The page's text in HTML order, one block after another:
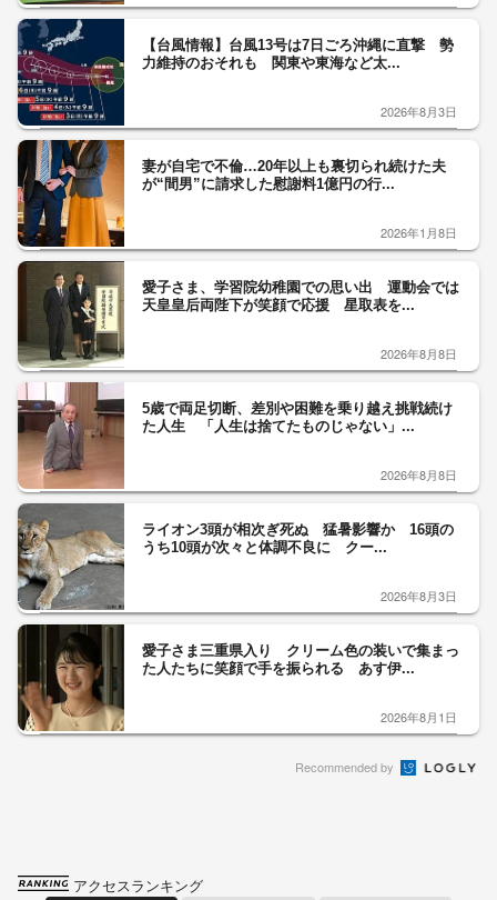
【台風情報】台風13号は7日ごろ沖縄に直撃 勢
力維持のおそれも 関東や東海など太...
2026年8月3日
妻が自宅で不倫…20年以上も裏切られ続けた夫
が“間男”に請求した慰謝料1億円の行...
2026年1月8日
愛子さま、学習院幼稚園での思い出 運動会では
天皇皇后両陛下が笑顔で応援 星取表を...
2026年8月8日
5歳で両足切断、差別や困難を乗り越え挑戦続け
た人生 「人生は捨てたものじゃない」...
2026年8月8日
ライオン3頭が相次ぎ死ぬ 猛暑影響か 16頭の
うち10頭が次々と体調不良に クー...
2026年8月3日
愛子さま三重県入り クリーム色の装いで集まっ
た人たちに笑顔で手を振られる あす伊...
2026年8月1日
Recommended by
アクセスランキング